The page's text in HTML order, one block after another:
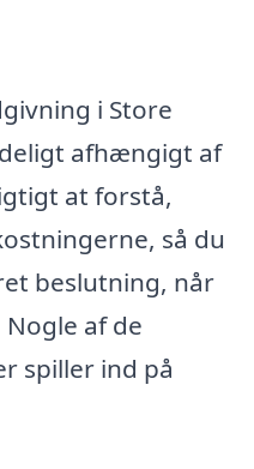
i Store
afhængigt af
at forstå,
så du
beslutning, når
af de
spiller ind på